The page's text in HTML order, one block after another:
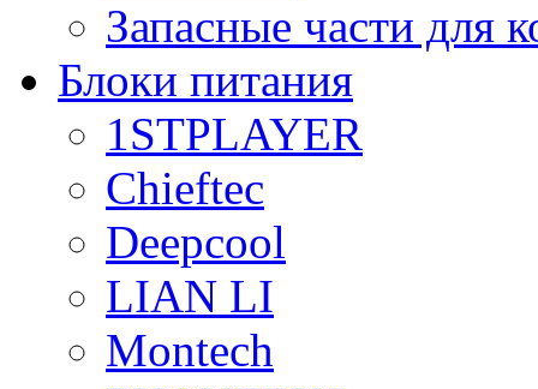
Запасные части для
Блоки питания
1STPLAYER
Chieftec
Deepcool
LIAN LI
Montech